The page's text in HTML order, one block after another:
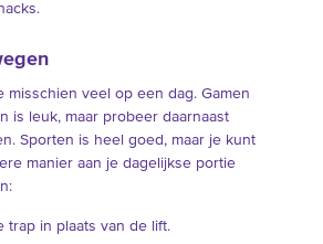
misschien veel op een dag. Gamen
is leuk, maar probeer daarnaast
Sporten is heel goed, maar je kunt
manier aan je dagelijkse portie
trap in plaats van de lift.